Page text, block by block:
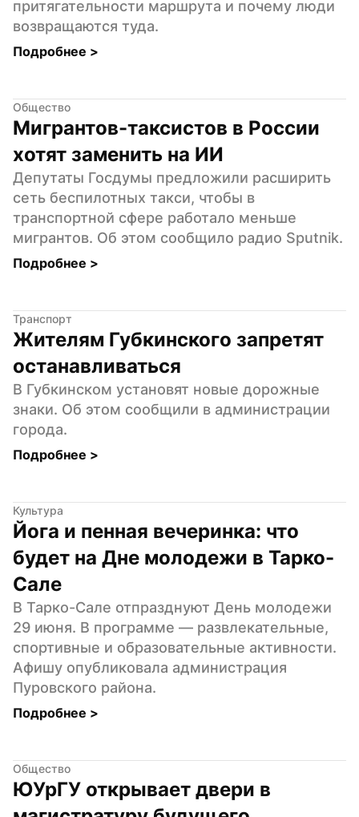
притягательности маршрута и почему люди
возвращаются туда.
Подробнее >
Общество
Мигрантов-таксистов в России
хотят заменить на ИИ
Депутаты Госдумы предложили расширить
сеть беспилотных такси, чтобы в
транспортной сфере работало меньше
мигрантов. Об этом сообщило радио Sputnik.
Подробнее >
Транспорт
Жителям Губкинского запретят
останавливаться
В Губкинском установят новые дорожные
знаки. Об этом сообщили в администрации
города.
Подробнее >
Культура
Йога и пенная вечеринка: что
будет на Дне молодежи в Тарко-
Сале
В Тарко-Сале отпразднуют День молодежи
29 июня. В программе — развлекательные,
спортивные и образовательные активности.
Афишу опубликовала администрация
Пуровского района.
Подробнее >
Общество
ЮУрГУ открывает двери в